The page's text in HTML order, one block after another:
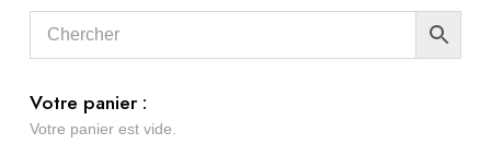
Votre panier :
Votre panier est vide.